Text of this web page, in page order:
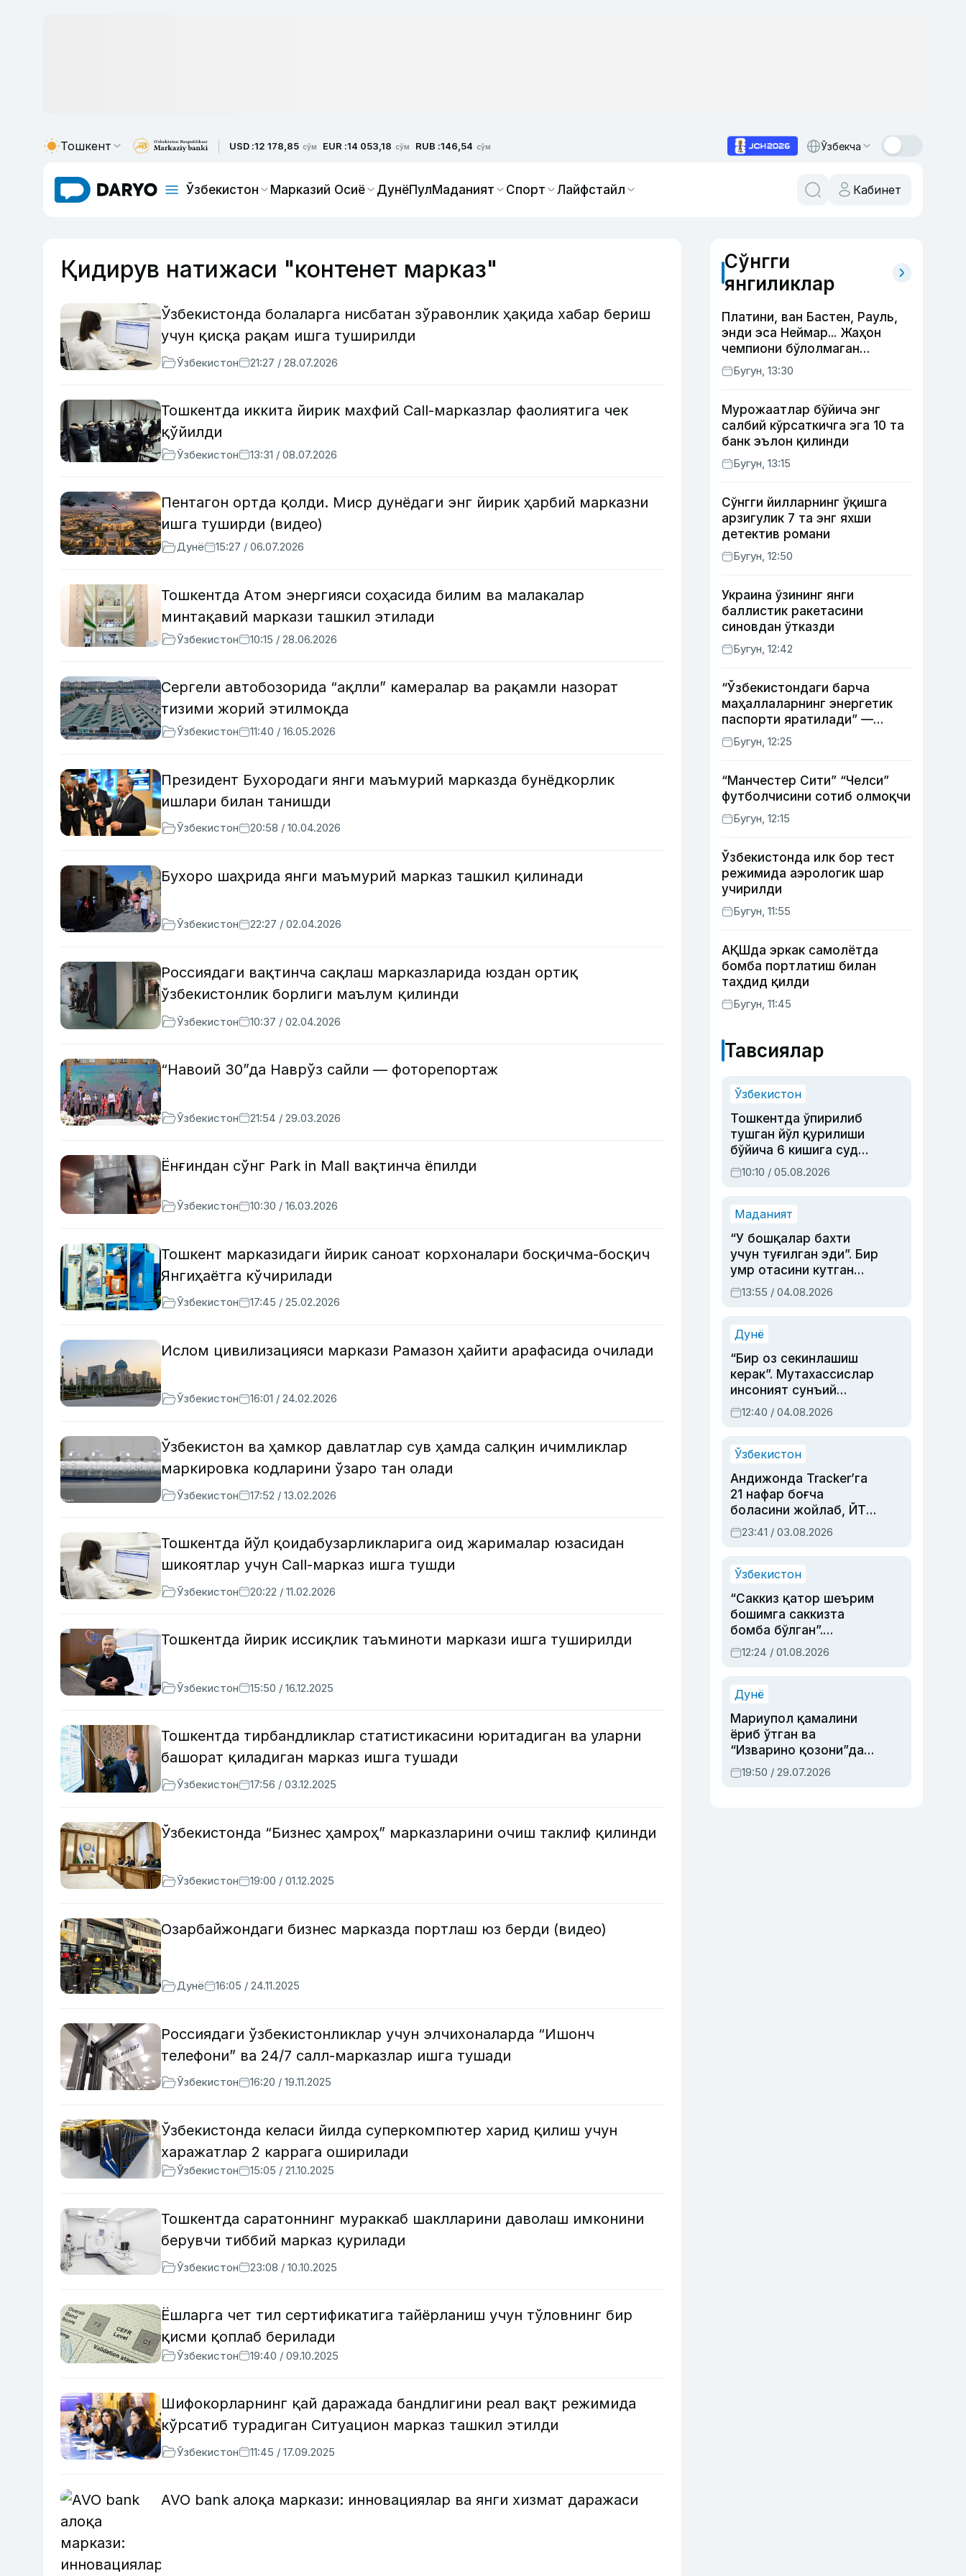
Тошкент USD :12 178,85 сўм EUR :14 053,18 сўм RUB :146,54 сўм Ўзбекча
Ўзбекистон Марказий Осиё ДунёПулМаданият Спорт Лайфстайл Кабинет
Қидирув натижаси "контенет марказ"
Ўзбекистонда болаларга нисбатан зўравонлик ҳақида хабар бериш
учун қисқа рақам ишга туширилди
Ўзбекистон 21:27 / 28.07.2026
Тошкентда иккита йирик махфий Call-марказлар фаолиятига чек
қўйилди
Ўзбекистон 13:31 / 08.07.2026
Пентагон ортда қолди. Миср дунёдаги энг йирик ҳарбий марказни
ишга туширди (видео)
Дунё 15:27 / 06.07.2026
Тошкентда Атом энергияси соҳасида билим ва малакалар
минтақавий маркази ташкил этилади
Ўзбекистон 10:15 / 28.06.2026
Сергели автобозорида “ақлли” камералар ва рақамли назорат
тизими жорий этилмоқда
Ўзбекистон 11:40 / 16.05.2026
Президент Бухородаги янги маъмурий марказда бунёдкорлик
ишлари билан танишди
Ўзбекистон 20:58 / 10.04.2026
Бухоро шаҳрида янги маъмурий марказ ташкил қилинади
Ўзбекистон 22:27 / 02.04.2026
Россиядаги вақтинча сақлаш марказларида юздан ортиқ
ўзбекистонлик борлиги маълум қилинди
Ўзбекистон 10:37 / 02.04.2026
“Навоий 30”да Наврўз сайли — фоторепортаж
Ўзбекистон 21:54 / 29.03.2026
Ёнғиндан сўнг Park in Mall вақтинча ёпилди
Ўзбекистон 10:30 / 16.03.2026
Тошкент марказидаги йирик саноат корхоналари босқичма-босқич
Янгиҳаётга кўчирилади
Ўзбекистон 17:45 / 25.02.2026
Ислом цивилизацияси маркази Рамазон ҳайити арафасида очилади
Ўзбекистон 16:01 / 24.02.2026
Ўзбекистон ва ҳамкор давлатлар сув ҳамда салқин ичимликлар
маркировка кодларини ўзаро тан олади
Ўзбекистон 17:52 / 13.02.2026
Тошкентда йўл қоидабузарликларига оид жарималар юзасидан
шикоятлар учун Call-марказ ишга тушди
Ўзбекистон 20:22 / 11.02.2026
Тошкентда йирик иссиқлик таъминоти маркази ишга туширилди
Ўзбекистон 15:50 / 16.12.2025
Тошкентда тирбандликлар статистикасини юритадиган ва уларни
башорат қиладиган марказ ишга тушади
Ўзбекистон 17:56 / 03.12.2025
Ўзбекистонда “Бизнес ҳамроҳ” марказларини очиш таклиф қилинди
Ўзбекистон 19:00 / 01.12.2025
Озарбайжондаги бизнес марказда портлаш юз берди (видео)
Дунё 16:05 / 24.11.2025
Россиядаги ўзбекистонликлар учун элчихоналарда “Ишонч
телефони” ва 24/7 cалл-марказлар ишга тушади
Ўзбекистон 16:20 / 19.11.2025
Ўзбекистонда келаси йилда суперкомпютер харид қилиш учун
харажатлар 2 каррага оширилади
Ўзбекистон 15:05 / 21.10.2025
Тошкентда саратоннинг мураккаб шаклларини даволаш имконини
берувчи тиббий марказ қурилади
Ўзбекистон 23:08 / 10.10.2025
Ёшларга чет тил сертификатига тайёрланиш учун тўловнинг бир
қисми қоплаб берилади
Ўзбекистон 19:40 / 09.10.2025
Шифокорларнинг қай даражада бандлигини реал вақт режимида
кўрсатиб турадиган Ситуацион марказ ташкил этилди
Ўзбекистон 11:45 / 17.09.2025
AVO bank алоқа маркази: инновациялар ва янги хизмат даражаси
Сўнгги
янгиликлар
Платини, ван Бастен, Рауль,
энди эса Неймар... Жаҳон
чемпиони бўлолмаган
суперюлдузлар
Бугун, 13:30
Мурожаатлар бўйича энг
салбий кўрсаткичга эга 10 та
банк эълон қилинди
Бугун, 13:15
Сўнгги йилларнинг ўқишга
арзигулик 7 та энг яхши
детектив романи
Бугун, 12:50
Украина ўзининг янги
баллистик ракетасини
синовдан ўтказди
Бугун, 12:42
“Ўзбекистондаги барча
маҳаллаларнинг энергетик
паспорти яратилади” —
энергетика вазири
Бугун, 12:25
“Манчестер Сити” “Челси”
футболчисини сотиб олмоқчи
Бугун, 12:15
Ўзбекистонда илк бор тест
режимида аэрологик шар
учирилди
Бугун, 11:55
АҚШда эркак самолётда
бомба портлатиш билан
таҳдид қилди
Бугун, 11:45
Тавсиялар
Ўзбекистон
Тошкентда ўпирилиб
тушган йўл қурилиши
бўйича 6 кишига суд
ҳукми ўқилди
10:10 / 05.08.2026
Маданият
“У бошқалар бахти
учун туғилган эди”. Бир
умр отасини кутган
актриса ва дубльяж
устаси Римма
синовларга тўла ҳаёти
13:55 / 04.08.2026
Дунё
“Бир оз секинлашиш
керак”. Мутахассислар
инсоният сунъий
интеллектни бошқара
олмай қолишидан
12:40 / 04.08.2026
Ўзбекистон
Андижонда Tracker’га
21 нафар боғча
боласини жойлаб, ЙТҲ
содир этган аёлга суд
ҳукми ўқилди
23:41 / 03.08.2026
Ўзбекистон
“Саккиз қатор шеърим
бошимга саккизта
бомба бўлган”.
Абдулла Ориповни
сиёсий айбловлардан
12:24 / 01.08.2026
Дунё
Мариупол қамалини
ёриб ўтган ва
“Изварино қозони”дан
чиққан қаҳрамон —
Украина армияси бош
19:50 / 29.07.2026